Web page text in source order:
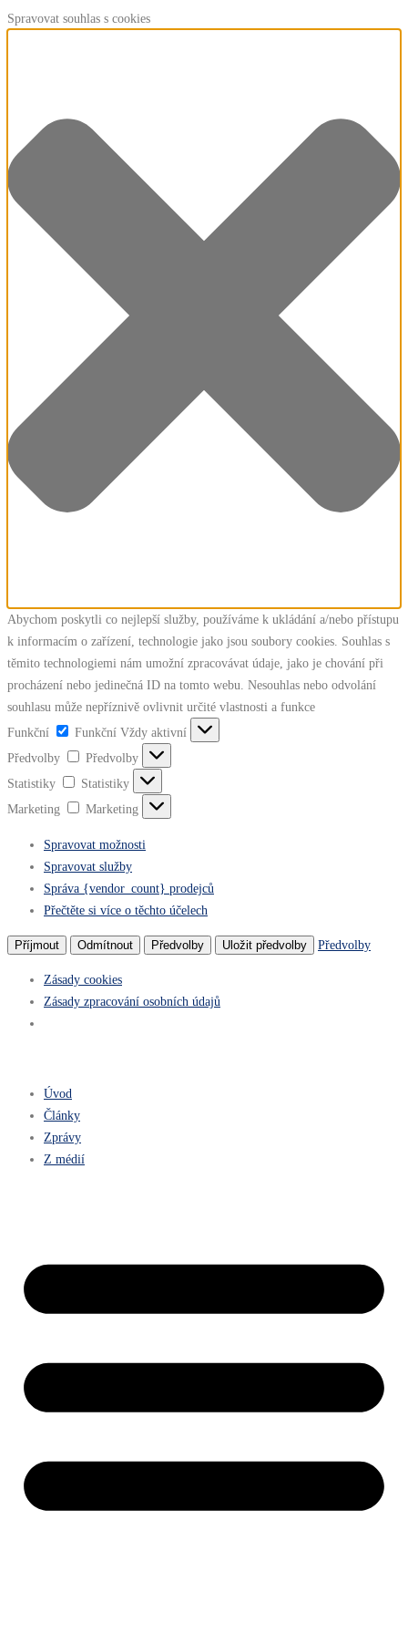
Spravovat souhlas s cookies
Abychom poskytli co nejlepší služby, používáme k ukládání a/nebo přístupu
k informacím o zařízení, technologie jako jsou soubory cookies. Souhlas s
těmito technologiemi nám umožní zpracovávat údaje, jako je chování při
procházení nebo jedinečná ID na tomto webu. Nesouhlas nebo odvolání
souhlasu může nepříznivě ovlivnit určité vlastnosti a funkce
Funkční
Funkční Vždy aktivní
Předvolby
Předvolby
Statistiky
Statistiky
Marketing
Marketing
Spravovat možnosti
Spravovat služby
Správa {vendor_count} prodejců
Přečtěte si více o těchto účelech
Příjmout Odmítnout Předvolby Uložit předvolby Předvolby
Zásady cookies
Zásady zpracování osobních údajů
Úvod
Články
Zprávy
Z médií